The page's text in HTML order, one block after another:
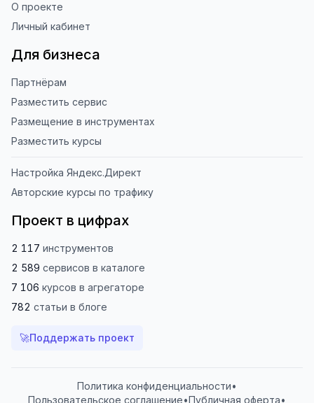
О проекте
Личный кабинет
Для бизнеса
Партнёрам
Разместить сервис
Размещение в инструментах
Разместить курсы
Настройка Яндекс.Директ
Авторские курсы по трафику
Проект в цифрах
2 117 инструментов
2 589 сервисов в каталоге
7 106 курсов в агрегаторе
782 статьи в блоге
🚀Поддержать проект
Политика конфиденциальности•
Пользовательское соглашение•Публичная оферта•